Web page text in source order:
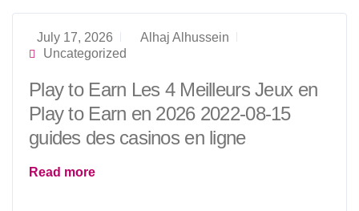
July 17, 2026
Alhaj Alhussein
Uncategorized
Play to Earn Les 4 Meilleurs Jeux en
Play to Earn en 2026 2022-08-15
guides des casinos en ligne
Read more